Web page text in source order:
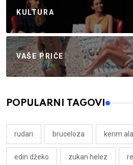
KULTURA
VAŠE PRIČE
POPULARNI TAGOVI
rudari bruceloza kerim
edin džeko zukan helez